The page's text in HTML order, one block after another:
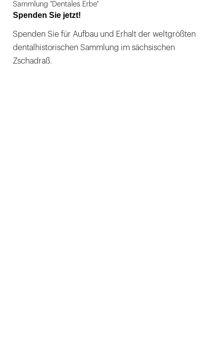
Sammlung "Dentales Erbe"
Spenden Sie jetzt!
Spenden Sie für Aufbau und Erhalt der weltgrößten
dentalhistorischen Sammlung im sächsischen
Zschadraß.